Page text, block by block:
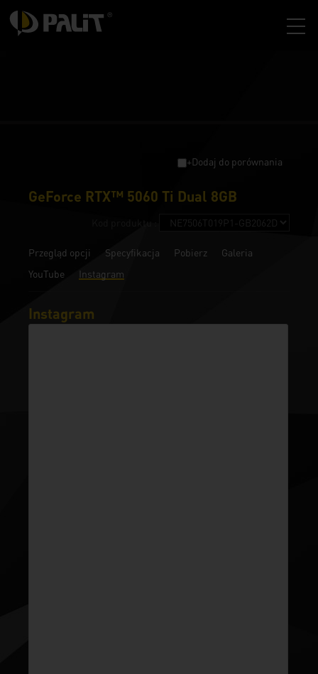
+Dodaj do porównania
GeForce RTX™ 5060 Ti Dual 8GB
Przegląd opcji Specyfikacja Pobierz
Galeria
YouTube
Instagram
Instagram